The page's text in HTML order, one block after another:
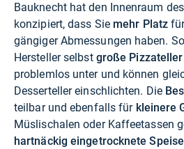
Bauknecht hat den Innenraum
konzipiert, dass Sie mehr Platz
gängiger Abmessungen haben.
Hersteller selbst große Pizzateller
problemlos unter und können
Desserteller einschlichten. Die
teilbar und ebenfalls für kleinere
Müslischalen oder Kaffeetassen
hartnäckig eingetrocknete